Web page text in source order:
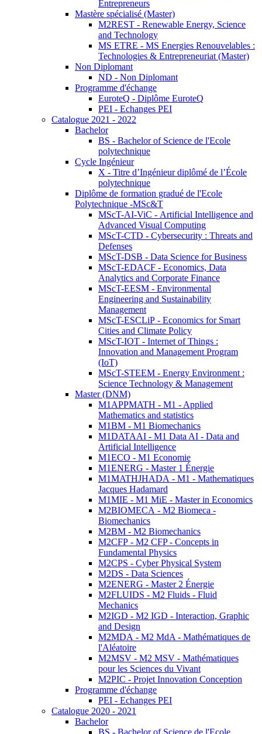
Entrepreneurs
Mastère spécialisé (Master)
M2REST - Renewable Energy, Science
and Technology
MS ETRE - MS Energies Renouvelables :
Technologies & Entrepreneuriat (Master)
Non Diplomant
ND - Non Diplomant
Programme d'échange
EuroteQ - Diplôme EuroteQ
PEI - Echanges PEI
Catalogue 2021 - 2022
Bachelor
BS - Bachelor of Science de l'Ecole
polytechnique
Cycle Ingénieur
X - Titre d’Ingénieur diplômé de l’École
polytechnique
Diplôme de formation gradué de l'Ecole
Polytechnique -MSc&T
MScT-AI-ViC - Artificial Intelligence and
Advanced Visual Computing
MScT-CTD - Cybersecurity : Threats and
Defenses
MScT-DSB - Data Science for Business
MScT-EDACF - Economics, Data
Analytics and Corporate Finance
MScT-EESM - Environmental
Engineering and Sustainability
Management
MScT-ESCLiP - Economics for Smart
Cities and Climate Policy
MScT-IOT - Internet of Things :
Innovation and Management Program
(IoT)
MScT-STEEM - Energy Environment :
Science Technology & Management
Master (DNM)
M1APPMATH - M1 - Applied
Mathematics and statistics
M1BM - M1 Biomechanics
M1DATAAI - M1 Data AI - Data and
Artificial Intelligence
M1ECO - M1 Economie
M1ENERG - Master 1 Énergie
M1MATHJHADA - M1 - Mathematiques
Jacques Hadamard
M1MIE - M1 MiE - Master in Economics
M2BIOMECA - M2 Biomeca -
Biomechanics
M2BM - M2 Biomechanics
M2CFP - M2 CFP - Concepts in
Fundamental Physics
M2CPS - Cyber Physical System
M2DS - Data Sciences
M2ENERG - Master 2 Énergie
M2FLUIDS - M2 Fluids - Fluid
Mechanics
M2IGD - M2 IGD - Interaction, Graphic
and Design
M2MDA - M2 MdA - Mathématiques de
l'Aléatoire
M2MSV - M2 MSV - Mathématiques
pour les Sciences du Vivant
M2PIC - Projet Innovation Conception
Programme d'échange
PEI - Echanges PEI
Catalogue 2020 - 2021
Bachelor
BS - Bachelor of Science de l'Ecole